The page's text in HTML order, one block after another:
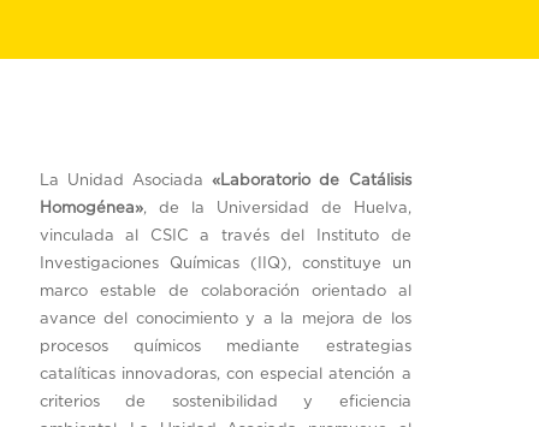
La Unidad Asociada«Laboratorio de Catálisis
Homogénea», de la Universidad de Huelva,
vinculada al CSIC a través del Instituto de
Investigaciones Químicas (IIQ), constituye un
marco estable de colaboración orientado al
avance del conocimiento y a la mejora de los
procesos químicos mediante estrategias
catalíticas innovadoras, con especial atención a
criterios de sostenibilidad y eficiencia